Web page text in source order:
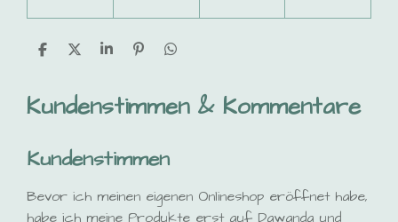
T
e
T
l
e
T
e
P
t
T
e
Kundenstimmen & Kommentare
Kundenstimmen
Bevor ich meinen eigenen Onlineshop eröffnet habe,
habe ich meine Produkte erst auf Dawanda und